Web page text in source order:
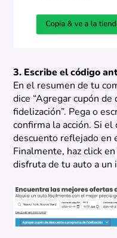
3. Escribe el código
En el resumen de tu
dice “Agregar cupón
fidelización”. Pega o
confirma la acción. Si
descuento reflejado en
Finalmente, haz click en
disfruta de tu auto a un